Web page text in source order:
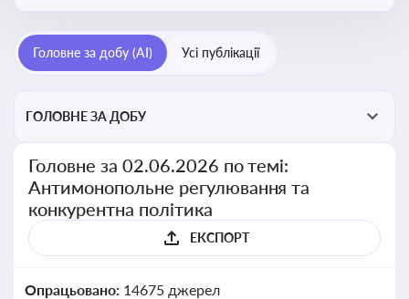
забезпечення рівних умов для суб’єктів
господарювання
Головне за добу (AI) Усі публікації
ГОЛОВНЕ ЗА ДОБУ
Головне за 02.06.2026 по темі:
Антимонопольне регулювання та
конкурентна політика
ЕКСПОРТ
Опрацьовано: 14675 джерел